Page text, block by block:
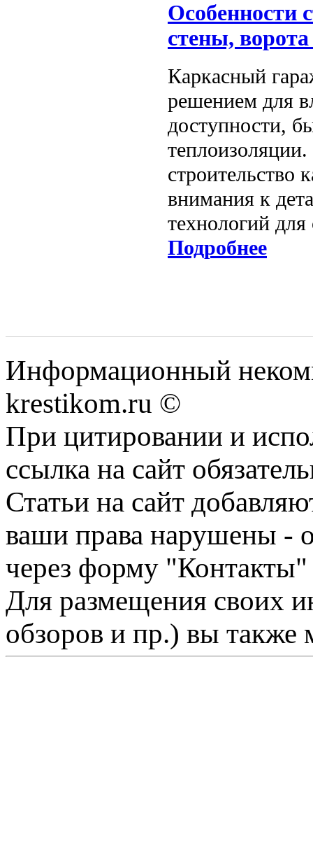
Особенности
стены,
Каркасный
решением для
доступности,
строительство
внимания к
технологий
Подробнее
Информационный
krestikom.ru ©
При цитировании и
ссылка на сайт
Статьи на сайт
ваши права нарушены -
через форму "Контакты"
Для размещения своих
обзоров и пр.) вы также